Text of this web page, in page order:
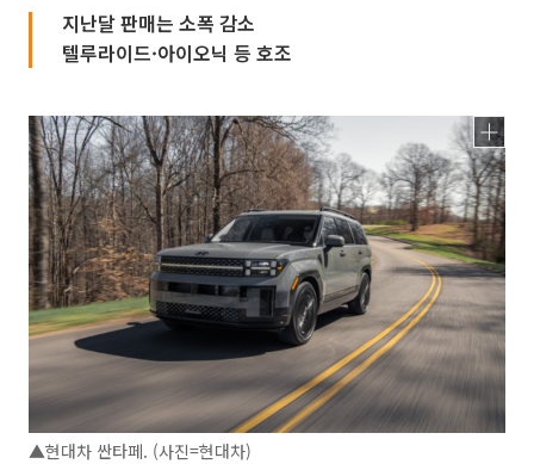
지난달 판매는 소폭 감소
텔루라이드·아이오닉 등 호조
▲현대차 싼타페. (사진=현대차)